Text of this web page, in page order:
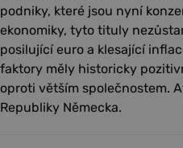
podniky, které jsou nyní
ekonomiky, tyto tituly
posilující euro a klesající
faktory měly historicky
oproti větším společnostem.
Republiky Německa.